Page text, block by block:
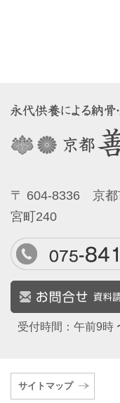
〒 604-8336 京都
宮町240
受付時間：午前9時
サイトマップ